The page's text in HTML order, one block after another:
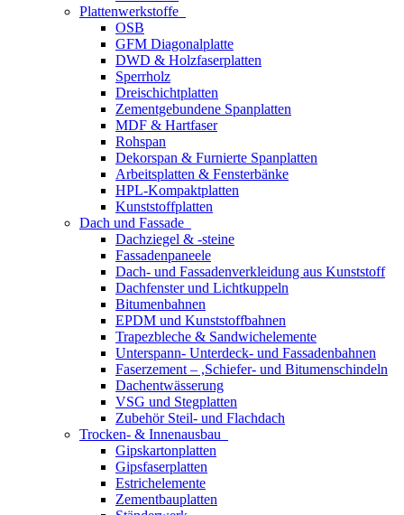
Plattenwerkstoffe
OSB
GFM Diagonalplatte
DWD & Holzfaserplatten
Sperrholz
Dreischichtplatten
Zementgebundene Spanplatten
MDF & Hartfaser
Rohspan
Dekorspan & Furnierte Spanplatten
Arbeitsplatten & Fensterbänke
HPL-Kompaktplatten
Kunststoffplatten
Dach und Fassade
Dachziegel & -steine
Fassadenpaneele
Dach- und Fassadenverkleidung aus Kunststoff
Dachfenster und Lichtkuppeln
Bitumenbahnen
EPDM und Kunststoffbahnen
Trapezbleche & Sandwichelemente
Unterspann- Unterdeck- und Fassadenbahnen
Faserzement – ,Schiefer- und Bitumenschindeln
Dachentwässerung
VSG und Stegplatten
Zubehör Steil- und Flachdach
Trocken- & Innenausbau
Gipskartonplatten
Gipsfaserplatten
Estrichelemente
Zementbauplatten